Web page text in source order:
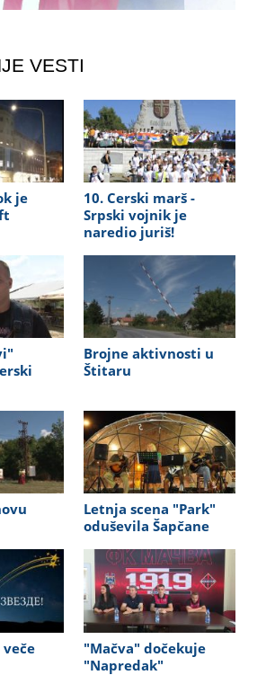
VESTI
je
10. Cerski marš -
Srpski vojnik je
naredio juriš!
Brojne aktivnosti u
Štitaru
Letnja scena "Park"
oduševila Šapčane
"Mačva" dočekuje
"Napredak"